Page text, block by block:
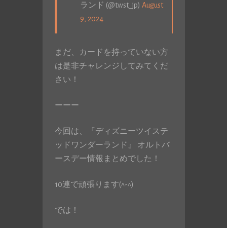
ランド (@twst_jp) August
9, 2024
まだ、カードを持っていない方
は是非チャレンジしてみてくだ
さい！
ーーー
今回は、『ディズニーツイステ
ッドワンダーランド』 オルトバ
ースデー情報まとめでした！
10連で頑張ります(^-^)
では！